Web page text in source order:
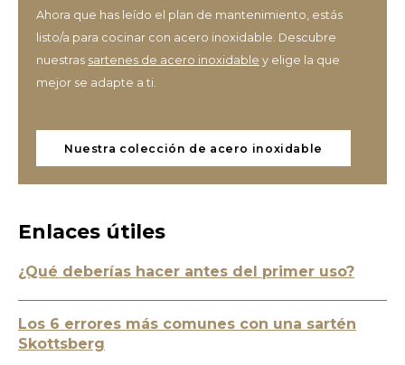
Ahora que has leído el plan de mantenimiento, estás
listo/a para cocinar con acero inoxidable. Descubre
nuestras sartenes de acero inoxidable y elige la que
mejor se adapte a ti.
Nuestra colección de acero inoxidable
Enlaces útiles
¿Qué deberías hacer antes del primer uso?
Los 6 errores más comunes con una sartén
Skottsberg